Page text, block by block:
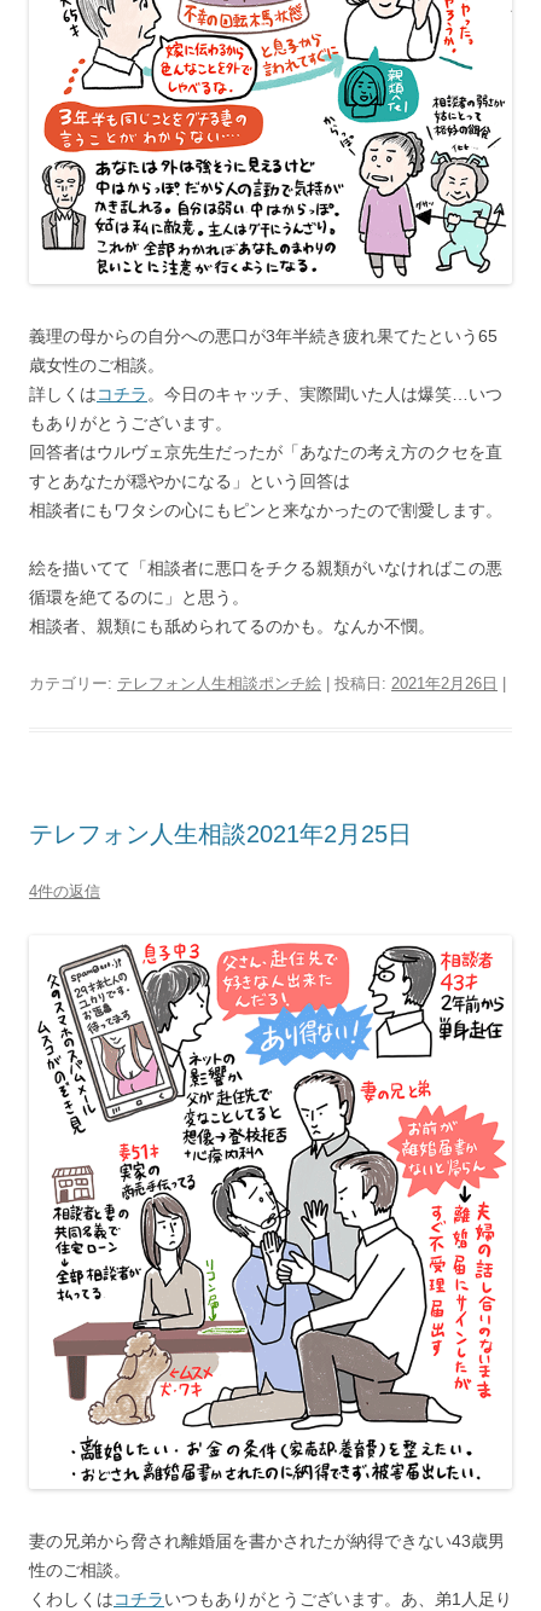
義理の母からの自分への悪口が3年半続き疲れ果てたという65
歳女性のご相談。
詳しくはコチラ。今日のキャッチ、実際聞いた人は爆笑…いつ
もありがとうございます。
回答者はウルヴェ京先生だったが「あなたの考え方のクセを直
すとあなたが穏やかになる」という回答は
相談者にもワタシの心にもピンと来なかったので割愛します。
絵を描いてて「相談者に悪口をチクる親類がいなければこの悪
循環を絶てるのに」と思う。
相談者、親類にも舐められてるのかも。なんか不憫。
カテゴリー: テレフォン人生相談ポンチ絵 | 投稿日: 2021年2月26日
テレフォン人生相談2021年2月25日
4件の返信
妻の兄弟から脅され離婚届を書かされたが納得できない43歳男
性のご相談。
くわしくはコチラいつもありがとうございます。あ、弟1人足り